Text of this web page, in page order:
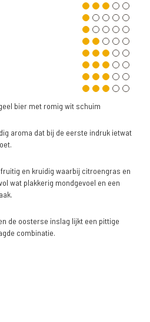
bier met romig wit schuim
aroma dat bij de eerste indruk ietwat
en kruidig waarbij citroengras en
wat plakkerig mondgevoel en een
de oosterse inslag lijkt een pittige
combinatie.